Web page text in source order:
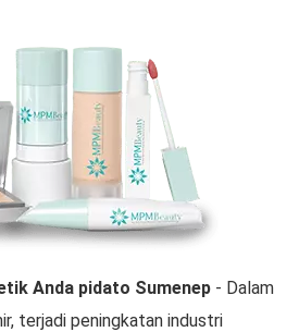
Anda pidato Sumenep- Dalam
terjadi peningkatan industri